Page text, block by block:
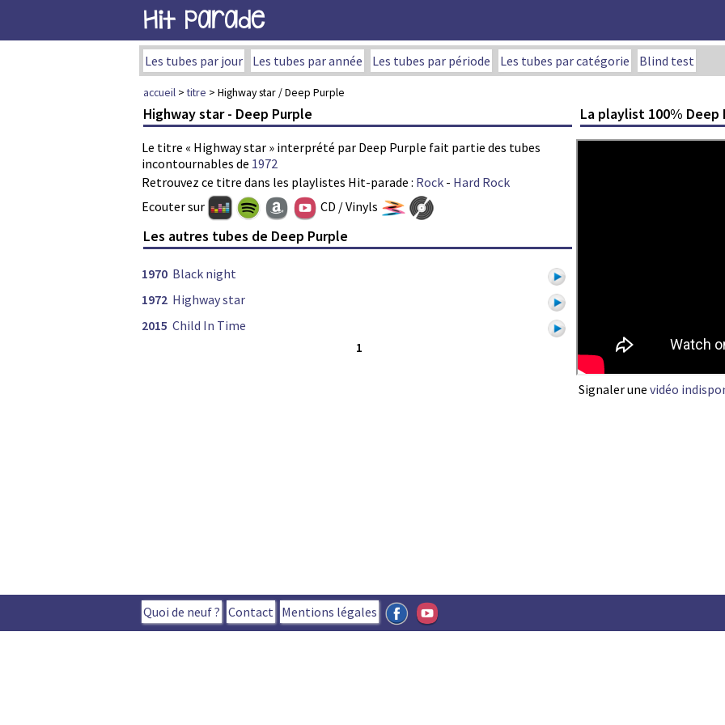
Hit Parade
Les tubes par jour Les tubes par année Les tubes par période Les tubes par catégorie Blind test
accueil >titre > Highway star / Deep Purple
Highway star - Deep Purple
Le titre « Highway star » interprété par Deep Purple fait partie des tubes
incontournables de 1972
Retrouvez ce titre dans les playlistes Hit-parade : Rock - Hard Rock
La playlist 100% Deep
Signaler une vidéo
Ecouter sur CD / Vinyls
Les autres tubes de Deep Purple
1970 Black night
1972 Highway star
2015 Child In Time
1
Quoi de neuf ? Contact Mentions légales